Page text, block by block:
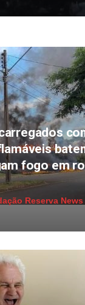
fogo em
Reserva News